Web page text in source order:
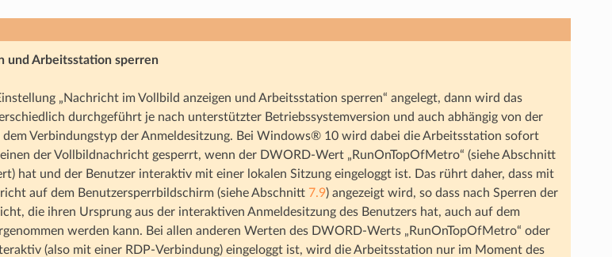
und Arbeitsstation sperren
„Nachricht im Vollbild anzeigen und Arbeitsstation sperren“ angelegt, dann wird das
durchgeführt je nach unterstützter Betriebssystemversion und auch abhängig von der
dem Verbindungstyp der Anmeldesitzung. Bei Windows® 10 wird dabei die Arbeitsstation sofort
der Vollbildnachricht gesperrt, wenn der DWORD-Wert „RunOnTopOfMetro“ (siehe Abschnitt
hat und der Benutzer interaktiv mit einer lokalen Sitzung eingeloggt ist. Das rührt daher, dass mit
auf dem Benutzersperrbildschirm (siehe Abschnitt 7.9) angezeigt wird, so dass nach Sperren der
die ihren Ursprung aus der interaktiven Anmeldesitzung des Benutzers hat, auch auf dem
werden kann. Bei allen anderen Werten des DWORD-Werts „RunOnTopOfMetro“ oder
(also mit einer RDP-Verbindung) eingeloggt ist, wird die Arbeitsstation nur im Moment des